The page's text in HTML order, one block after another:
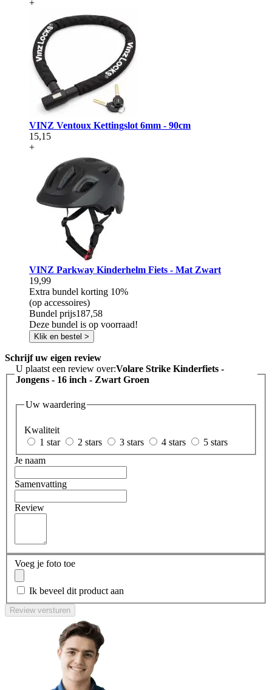
+
VINZ Ventoux Kettingslot 6mm - 90cm
15,15
+
VINZ Parkway Kinderhelm Fiets - Mat Zwart
19,99
Extra bundel korting 10%
(op accessoires)
Bundel prijs187,58
Deze bundel is op voorraad!
Klik en bestel >
Schrijf uw eigen review
U plaatst een review over:Volare Strike Kinderfiets -
Jongens - 16 inch - Zwart Groen
Uw waardering
Kwaliteit
1 star
2 stars 3 stars 4 stars
5 stars
Je naam
Samenvatting
Review
Voeg je foto toe
Ik beveel dit product aan
Review versturen